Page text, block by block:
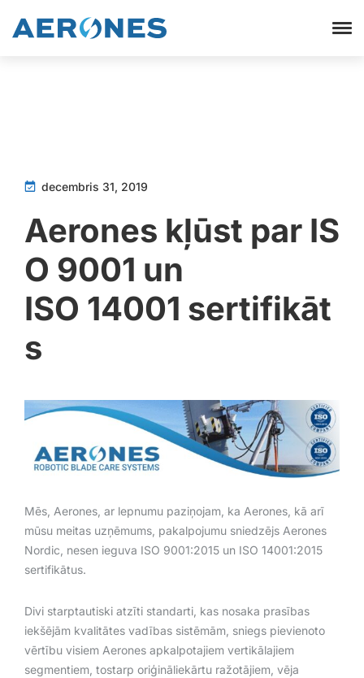
decembris 31, 2019
Aerones kļūst par IS
O 9001 un
ISO 14001 sertifikāt
s
Mēs, Aerones, ar lepnumu paziņojam, ka Aerones, kā arī
mūsu meitas uzņēmums, pakalpojumu sniedzējs Aerones
Nordic, nesen ieguva ISO 9001:2015 un ISO 14001:2015
sertifikātus.
Divi starptautiski atzīti standarti, kas nosaka prasības
iekšējām kvalitātes vadības sistēmām, sniegs pievienoto
vērtību visiem Aerones apkalpotajiem vertikālajiem
segmentiem, tostarp oriģināliekārtu ražotājiem, vēja